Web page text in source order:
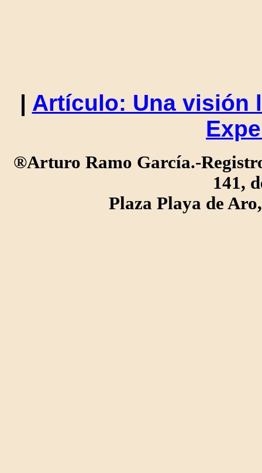
| Artículo: Una visión
®Arturo Ramo García.-
141,
Plaza Playa de